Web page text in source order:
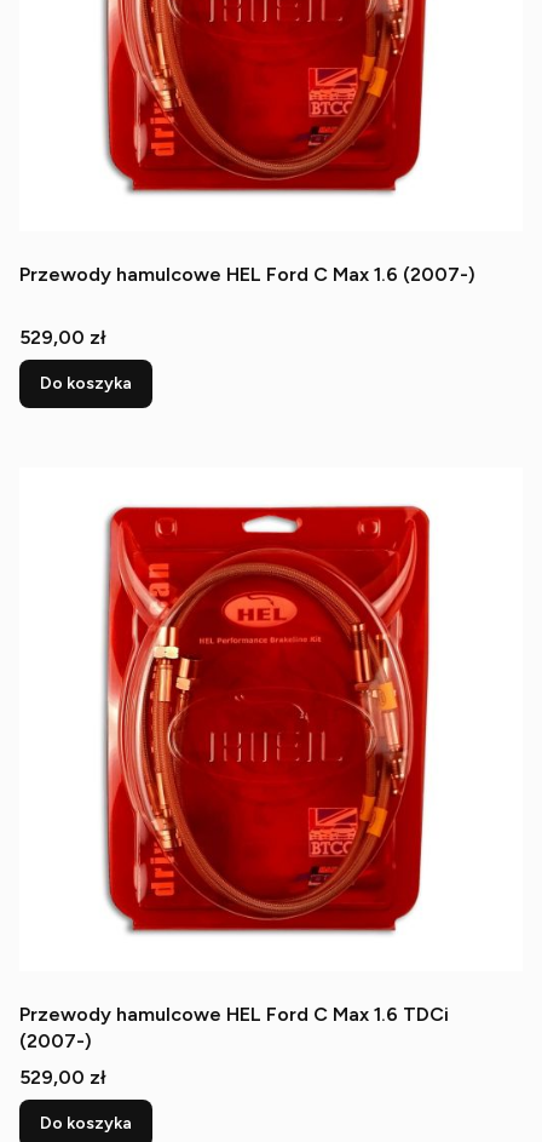
Przewody hamulcowe HEL Ford C Max 1.6 (2007-)
Cena
529,00 zł
Do koszyka
Przewody hamulcowe HEL Ford C Max 1.6 TDCi
(2007-)
Cena
529,00 zł
Do koszyka